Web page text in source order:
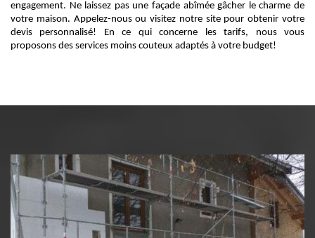
engagement. Ne laissez pas une façade abîmée gâcher le charme de
votre maison. Appelez-nous ou visitez notre site pour obtenir votre
devis personnalisé! En ce qui concerne les tarifs, nous vous
proposons des services moins couteux adaptés à votre budget!